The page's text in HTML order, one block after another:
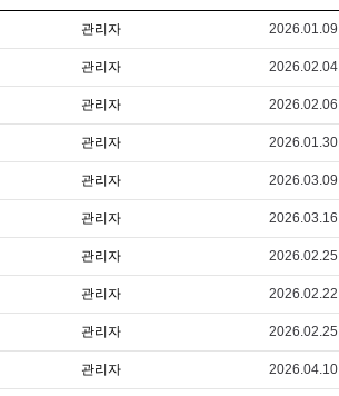
관리자 2026.01.09
관리자 2026.02.04
관리자 2026.02.06
관리자 2026.01.30
관리자 2026.03.09
관리자 2026.03.16
관리자 2026.02.25
관리자 2026.02.22
관리자 2026.02.25
관리자 2026.04.10